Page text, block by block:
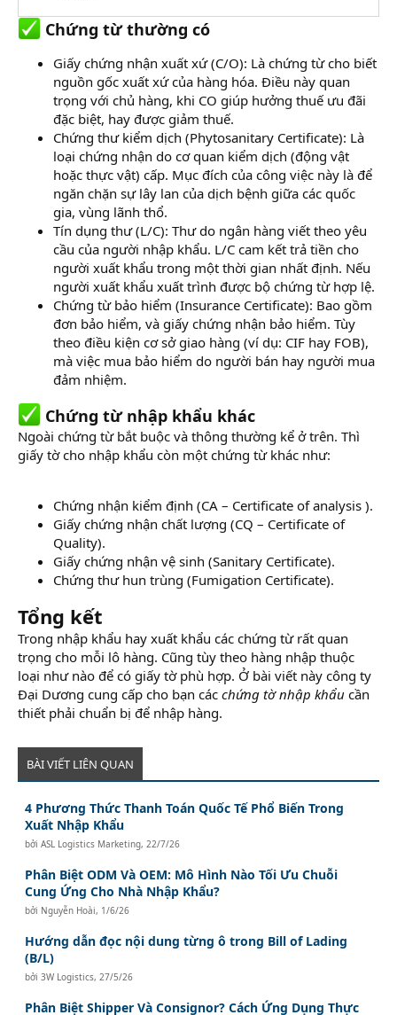
Chứng từ thường có
Giấy chứng nhận xuất xứ (C/O): Là chứng từ cho biết
nguồn gốc xuất xứ của hàng hóa. Điều này quan
trọng với chủ hàng, khi CO giúp hưởng thuế ưu đãi
đặc biệt, hay được giảm thuế.
Chứng thư kiểm dịch (Phytosanitary Certificate): Là
loại chứng nhận do cơ quan kiểm dịch (động vật
hoặc thực vật) cấp. Mục đích của công việc này là để
ngăn chặn sự lây lan của dịch bệnh giữa các quốc
gia, vùng lãnh thổ.
Tín dụng thư (L/C): Thư do ngân hàng viết theo yêu
cầu của người nhập khẩu. L/C cam kết trả tiền cho
người xuất khẩu trong một thời gian nhất định. Nếu
người xuất khẩu xuất trình được bộ chứng từ hợp lệ.
Chứng từ bảo hiểm (Insurance Certificate): Bao gồm
đơn bảo hiểm, và giấy chứng nhận bảo hiểm. Tùy
theo điều kiện cơ sở giao hàng (ví dụ: CIF hay FOB),
mà việc mua bảo hiểm do người bán hay người mua
đảm nhiệm.
Chứng từ nhập khẩu khác
Ngoài chứng từ bắt buộc và thông thường kể ở trên. Thì
giấy tờ cho nhập khẩu còn một chứng từ khác như:
Chứng nhận kiểm định (CA – Certificate of analysis ).
Giấy chứng nhận chất lượng (CQ – Certificate of
Quality).
Giấy chứng nhận vệ sinh (Sanitary Certificate).
Chứng thư hun trùng (Fumigation Certificate).
Tổng kết
Trong nhập khẩu hay xuất khẩu các chứng từ rất quan
trọng cho mỗi lô hàng. Cũng tùy theo hàng nhập thuộc
loại như nào để có giấy tờ phù hợp. Ở bài viết này công ty
Đại Dương cung cấp cho bạn các chứng tờ nhập khẩu cần
thiết phải chuẩn bị để nhập hàng.
BÀI VIẾT LIÊN QUAN
4 Phương Thức Thanh Toán Quốc Tế Phổ Biến Trong
Xuất Nhập Khẩu
bởiASL Logistics Marketing, 22/7/26
Phân Biệt ODM Và OEM: Mô Hình Nào Tối Ưu Chuỗi
Cung Ứng Cho Nhà Nhập Khẩu?
bởi Nguyễn Hoài, 1/6/26
Hướng dẫn đọc nội dung từng ô trong Bill of Lading
(B/L)
bởi3W Logistics, 27/5/26
Phân Biệt Shipper Và Consignor? Cách Ứng Dụng Thực